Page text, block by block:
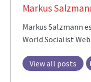
Markus
Markus Salzmann
World Socialist
View all posts